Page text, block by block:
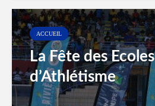
ACCUEIL
La Fête des Ecoles
d’Athlétisme